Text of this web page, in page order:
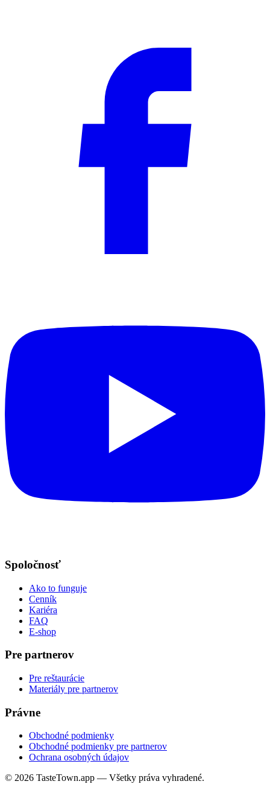
Spoločnosť
Ako to funguje
Cenník
Kariéra
FAQ
E-shop
Pre partnerov
Pre reštaurácie
Materiály pre partnerov
Právne
Obchodné podmienky
Obchodné podmienky pre partnerov
Ochrana osobných údajov
© 2026 TasteTown.app — Všetky práva vyhradené.